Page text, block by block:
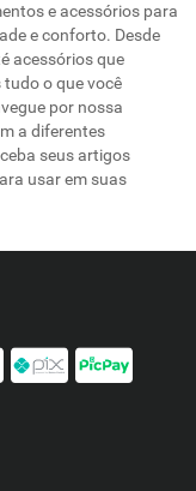
e acessórios para
e conforto. Desde
acessórios que
o que você
por nossa
a diferentes
seus artigos
usar em suas